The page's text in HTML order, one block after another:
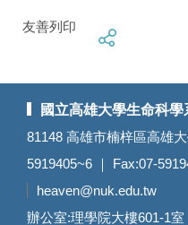
友善列印
國立高雄大學生命科學
81148 高雄市楠梓區高雄
5919405~6 ｜ Fax:07-
heaven@nuk.edu.tw
辦公室:理學院大樓601-1室